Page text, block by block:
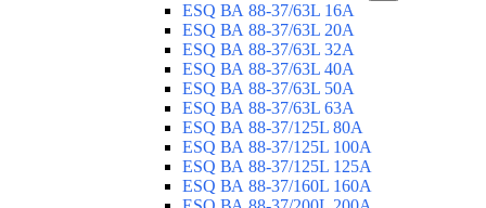
ESQ ВА 88-37/63L 16A
ESQ ВА 88-37/63L 20A
ESQ ВА 88-37/63L 32A
ESQ ВА 88-37/63L 40A
ESQ ВА 88-37/63L 50A
ESQ ВА 88-37/63L 63A
ESQ ВА 88-37/125L 80A
ESQ ВА 88-37/125L 100A
ESQ ВА 88-37/125L 125A
ESQ ВА 88-37/160L 160A